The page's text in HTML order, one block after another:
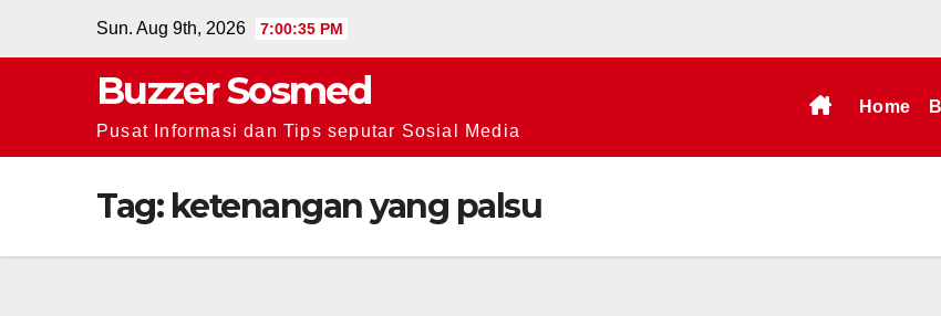
Sun. Aug 9th, 2026 7:00:35 PM
Buzzer Sosmed
Pusat Informasi dan Tips seputar Sosial Media
Home
Tag: ketenangan yang palsu